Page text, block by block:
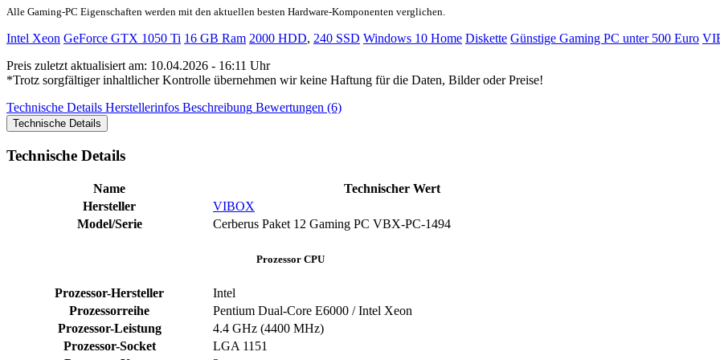
Alle Gaming-PC Eigenschaften werden mit den aktuellen besten Hardware-Komponenten verglichen.
Intel Xeon GeForce GTX 1050 Ti 16 GB Ram 2000 HDD, 240 SSD Windows 10 Home Diskette Günstige Gaming PC unter 500 Euro
Preis zuletzt aktualisiert am: 10.04.2026 - 16:11 Uhr
*Trotz sorgfältiger inhaltlicher Kontrolle übernehmen wir keine Haftung für die Daten, Bilder oder Preise!
Technische Details Herstellerinfos Beschreibung Bewertungen (6)
Technische Details
Technische Details
Name
Technischer Wert
Hersteller
VIBOX
Model/Serie
Cerberus Paket 12 Gaming PC ‎VBX-PC-1494
Prozessor CPU
Prozessor-Hersteller
‎Intel
Prozessorreihe
Pentium Dual-Core E6000 / Intel Xeon
Prozessor-Leistung
‎4.4 GHz (4400 MHz)
Prozessor-Socket
‎LGA 1151